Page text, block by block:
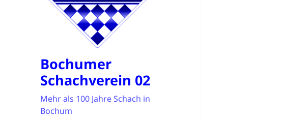
Bochumer
Schachverein 02
Mehr als 100 Jahre Schach in
Bochum